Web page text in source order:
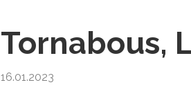
Tornabous,
16.01.2023